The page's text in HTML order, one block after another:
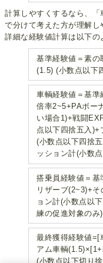
計算しやすくするなら、「
で分けて考えた方が理解し
詳細な経験値計算は以下の
基準経験値＝素の
(1.5) (小数点以下
車輌経験値＝基準
倍率2~5+PAボー
い場合1)+戦闘
点以下四捨五入
(小数点以下四捨
ッション計(小数
搭乗員経験値＝
リザーブ(2~3)+
ョン計(小数点以
練の促進対象のみ)
最終獲得経験値=[
アム車輌
(小数点以下切り